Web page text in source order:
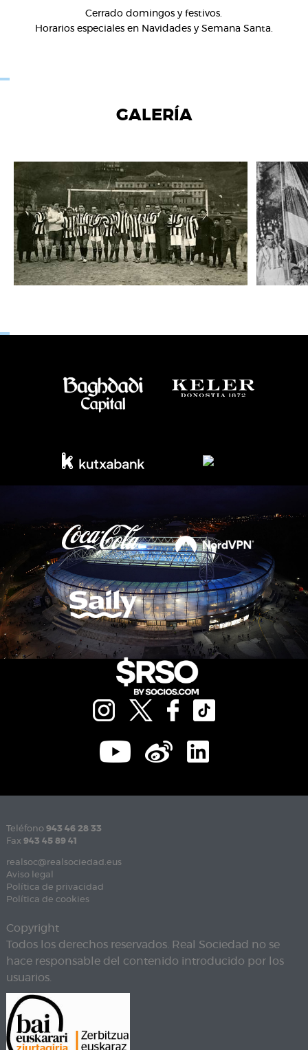
Cerrado domingos y festivos.
Horarios especiales en Navidades y Semana Santa.
GALERÍA
Teléfono 943 46 28 33
Fax 943 45 89 41
realsoc@realsociedad.eus
Aviso legal
Política de privacidad
Política de cookies
Copyright
Todos los derechos reservados. Real Sociedad no se
hace responsable del contenido introducido por los
usuarios.